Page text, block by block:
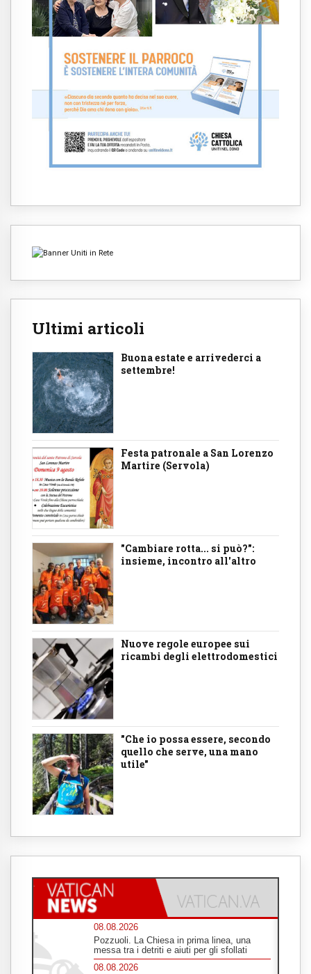
Ultimi articoli
Buona estate e arrivederci a
settembre!
Festa patronale a San Lorenzo
Martire (Servola)
"Cambiare rotta... si può?":
insieme, incontro all'altro
Nuove regole europee sui
ricambi degli elettrodomestici
"Che io possa essere, secondo
quello che serve, una mano
utile"
08.08.2026
Pozzuoli. La Chiesa in prima linea, una
messa tra i detriti e aiuti per gli sfollati
08.08.2026